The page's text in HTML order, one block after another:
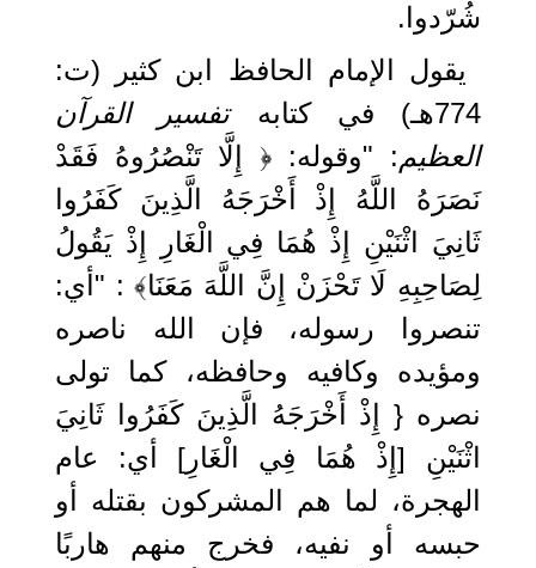
شُرّدوا.
يقول الإمام الحافظ ابن كثير (ت:
774هـ) في كتابه
تفسير القرآن
العظيم: "وقوله: ﴿ إِلَّا تَنْصُرُوهُ فَقَدْ
نَصَرَهُ اللَّهُ إِذْ أَخْرَجَهُ الَّذِينَ كَفَرُوا
ثَانِيَ اثْنَيْنِ إِذْ هُمَا فِي الْغَارِ إِذْ يَقُولُ
لِصَاحِبِهِ لَا تَحْزَنْ إِنَّ اللَّهَ مَعَنَا﴾ : "أي:
تنصروا رسوله، فإن الله ناصره
ومؤيده وكافيه وحافظه، كما تولى
نصره { إِذْ أَخْرَجَهُ الَّذِينَ كَفَرُوا ثَانِيَ
اثْنَيْنِ [إِذْ هُمَا فِي الْغَارِ] أي: عام
الهجرة، لما هم المشركون بقتله أو
حبسه أو نفيه، فخرج منهم هاربًا